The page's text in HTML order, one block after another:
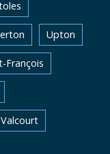
Upton
François
Valcourt